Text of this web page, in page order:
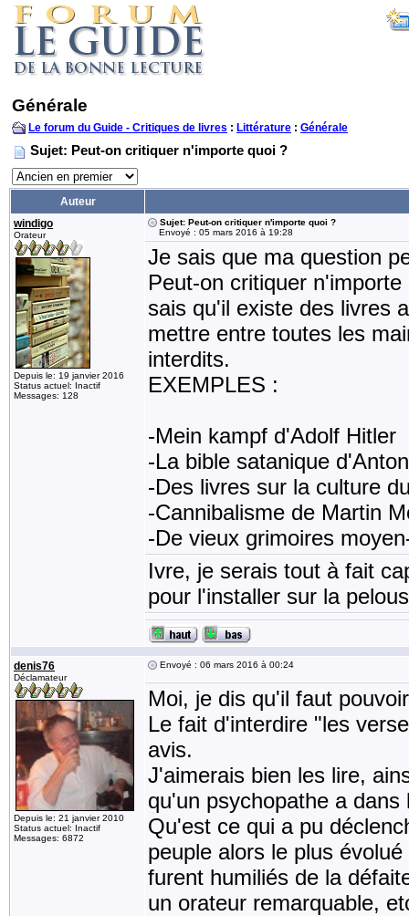
Générale
Le forum du Guide - Critiques de livres : Littérature : Générale
Sujet: Peut-on critiquer n'importe quoi ?
Auteur
windigo
Orateur
Depuis le: 19 janvier 2016
Status actuel: Inactif
Messages: 128
Sujet: Peut-on critiquer n'importe quoi ?
Envoyé : 05 mars 2016 à 19:28
Je sais que ma question
Peut-on critiquer
sais qu'il existe des livres
mettre entre toutes les
interdits.
EXEMPLES :
-Mein kampf d'Adolf Hitler
-La bible satanique
-Des livres sur la culture
-Cannibalisme de Martin
-De vieux grimoires
Ivre, je serais tout à fait
pour l'installer sur la
denis76
Déclamateur
Depuis le: 21 janvier 2010
Status actuel: Inactif
Messages: 6872
Envoyé : 06 mars 2016 à 00:24
Moi, je dis qu'il faut
Le fait d'interdire "les
avis.
J'aimerais bien les lire,
qu'un psychopathe a
Qu'est ce qui a pu
peuple alors le plus
furent humiliés de la
un orateur remarquable,